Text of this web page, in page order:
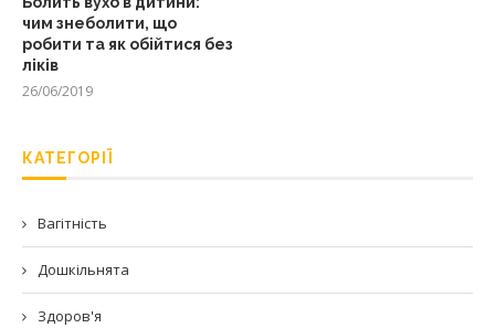
чим знеболити, що
робити та як обійтися без
ліків
26/06/2019
КАТЕГОРІЇ
Вагітність
Дошкільнята
Здоров'я